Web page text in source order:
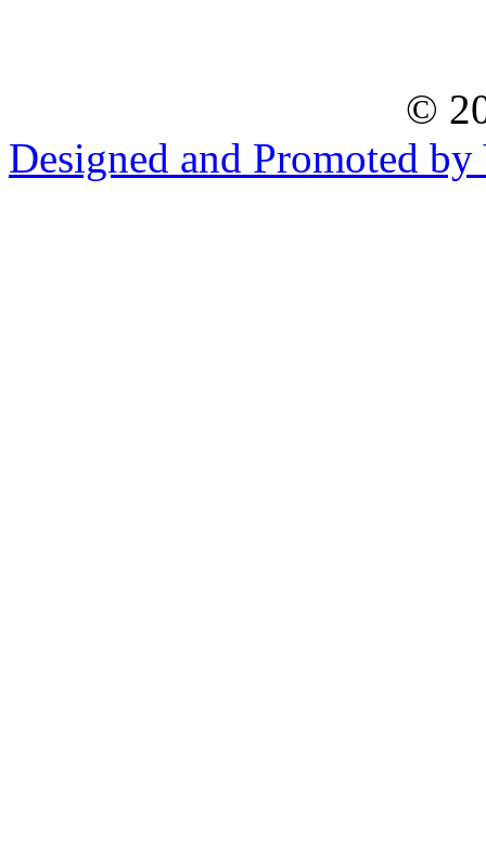
©
Designed and Promoted